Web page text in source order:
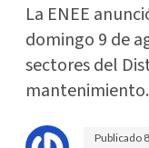
La ENEE
domingo 9 de
sectores del
mantenimiento.
Publicado